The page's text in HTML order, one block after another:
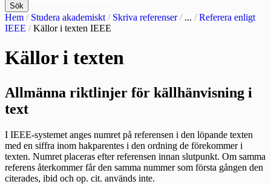
Sök
Hem / Studera akademiskt / Skriva referenser / ... /Referera enligt
IEEE /Källor i texten IEEE
Källor i texten
Allmänna riktlinjer för källhänvisning i
text
I IEEE-systemet anges numret på referensen i den löpande texten
med en siffra inom hakparentes i den ordning de förekommer i
texten. Numret placeras efter referensen innan slutpunkt. Om samma
referens återkommer får den samma nummer som första gången den
citerades, ibid och op. cit. används inte.